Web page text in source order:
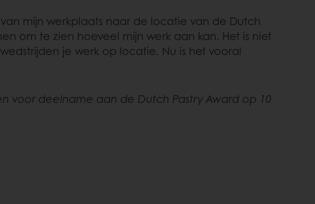
mijn werkplaats naar de locatie van de Dutch
om te zien hoeveel mijn werk aan kan. Het is niet
je werk op locatie. Nu is het vooral
voor deelname aan de Dutch Pastry Award op 10